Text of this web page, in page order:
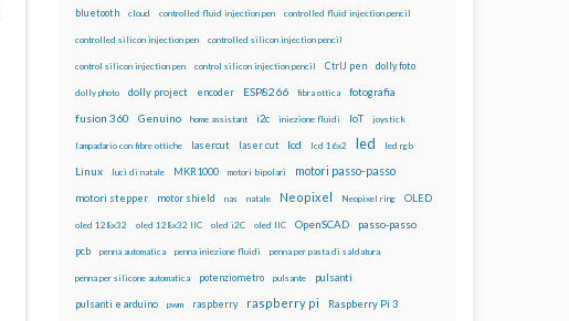
bluetooth cloud controlled fluid injection pen controlled fluid injection pencil
controlled silicon injection pen controlled silicon injection pencil
control silicon injection pen control silicon injection pencil CtrlJ pen dolly foto
dolly photo dolly project encoder ESP8266 fibra ottica fotografia
fusion 360 Genuino home assistant i2c iniezione fluidi IoT joystick
lampadario con fibre ottiche lasercut laser cut lcd lcd 16x2 led led rgb
Linux luci di natale MKR1000 motori bipolari motori passo-passo
motori stepper motor shield nas natale Neopixel Neopixel ring OLED
oled 128x32 oled 128x32 IIC oled i2C oled IIC OpenSCAD passo-passo
pcb penna automatica penna iniezione fluidi penna per pasta di saldatura
penna per silicone automatica potenziometro pulsante pulsanti
pulsanti e arduino pwm raspberry raspberry pi Raspberry Pi 3